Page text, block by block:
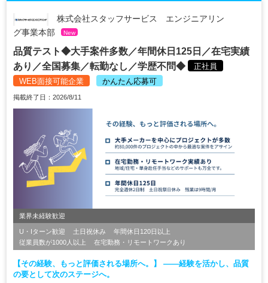
株式会社スタッフサービス エンジニアリン
グ事業本部
New
品質テスト◆大手案件多数／年間休日125日／在宅実績
あり／全国募集／転勤なし／学歴不問◆
正社員
WEB面接可能企業
かんたん応募可
掲載終了日：2026/8/11
業界未経験歓迎
U・Iターン歓迎 土日祝休み
年間休日120日以上
従業員数が1000人以上
在宅勤務・リモートワークあり
【その経験、もっと評価される場所へ。】 ――経験を活かし、品質
の要として次のステージへ。